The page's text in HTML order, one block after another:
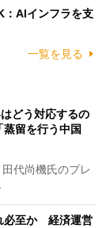
：AIインフラを支
一覧を見る
どう対応するの
留を行う中国
代尚機氏のプレ
必至か 経済運営